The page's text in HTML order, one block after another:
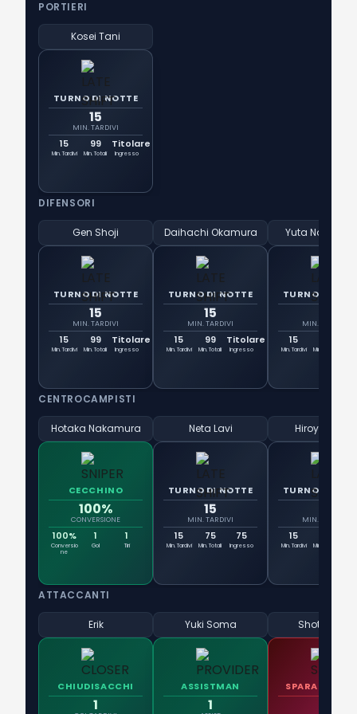
PORTIERI
Kosei Tani
TURNO DI NOTTE
15
MIN. TARDIVI
15
Min. Tardivi
99
Min. Totali
Titolare
Ingresso
DIFENSORI
Gen Shoji
TURNO DI NOTTE
15
MIN. TARDIVI
15
Min. Tardivi
99
Min. Totali
Titolare
Ingresso
Daihachi Okamura
TURNO DI NOTTE
15
MIN. TARDIVI
15
Min. Tardivi
99
Min. Totali
Titolare
Ingresso
Yuta
TURNO DI
MIN. TARDIVI
15
Min. Tardivi Min. Totali
CENTROCAMPISTI
Hotaka Nakamura
CECCHINO
100%
CONVERSIONE
100%
Conversio
ne
1
Gol
1
Tiri
Neta Lavi
TURNO DI NOTTE
15
MIN. TARDIVI
15
Min. Tardivi
75
Min. Totali
75
Ingresso
Hiroyuki Mae
TURNO DI
MIN. TARDIVI
15
Min. Tardivi Min. Totali
ATTACCANTI
Erik
CHIUDISACCHI
1
Yuki Soma
ASSISTMAN
1
Shota Fujio